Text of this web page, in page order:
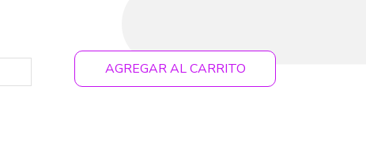
AGREGAR AL CARRITO